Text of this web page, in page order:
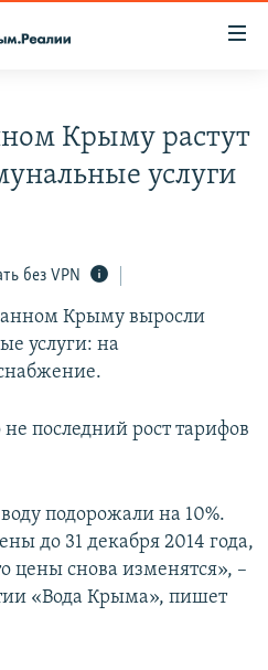
ИСТОРИЙ СОПРОТИВЛЕНИЯ
Крыму растут
услуги
без VPN
Крыму выросли
услуги: на
не последний рост тарифов
подорожали на 10%.
до 31 декабря 2014 года,
цены снова изменятся», –
«Вода Крыма», пишет